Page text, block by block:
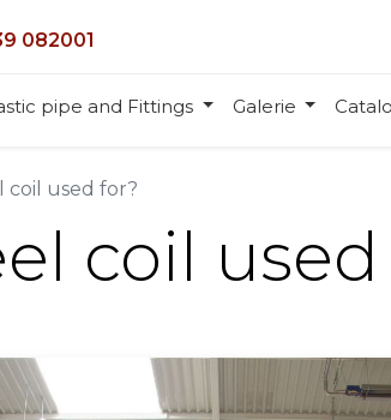
082001
pipe and Fittings Galerie
coil used for?
coil used